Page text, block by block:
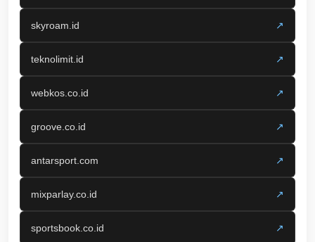
skyroam.id ↗
teknolimit.id ↗
webkos.co.id ↗
groove.co.id ↗
antarsport.com ↗
mixparlay.co.id ↗
sportsbook.co.id ↗